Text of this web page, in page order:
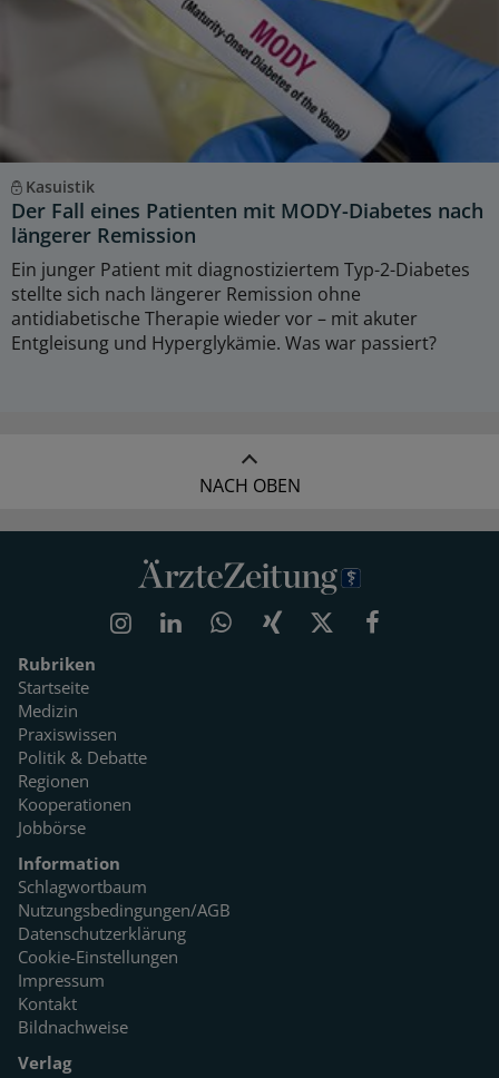
Kasuistik
Der Fall eines Patienten mit MODY-Diabetes nach
längerer Remission
Ein junger Patient mit diagnostiziertem Typ-2-Diabetes
stellte sich nach längerer Remission ohne
antidiabetische Therapie wieder vor – mit akuter
Entgleisung und Hyperglykämie. Was war passiert?
NACH OBEN
Rubriken
Startseite
Medizin
Praxiswissen
Politik & Debatte
Regionen
Kooperationen
Jobbörse
Information
Schlagwortbaum
Nutzungsbedingungen/AGB
Datenschutzerklärung
Cookie-Einstellungen
Impressum
Kontakt
Bildnachweise
Verlag